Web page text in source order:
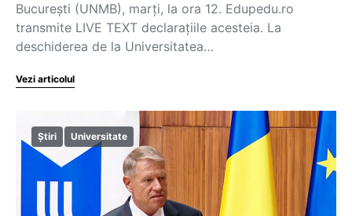
București (UNMB), marți, la ora 12. Edupedu.ro
transmite LIVE TEXT declarațiile acesteia. La
deschiderea de la Universitatea…
Vezi articolul
Știri Universitate